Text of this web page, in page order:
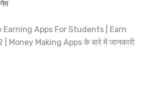
गेम
Earning Apps For Students | Earn
Money Making Apps के बारे में जानकारी